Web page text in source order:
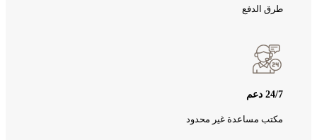
طرق الدفع
24/7 دعم
مكتب مساعدة غير محدود